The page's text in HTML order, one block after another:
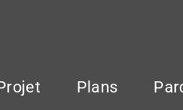
Plans